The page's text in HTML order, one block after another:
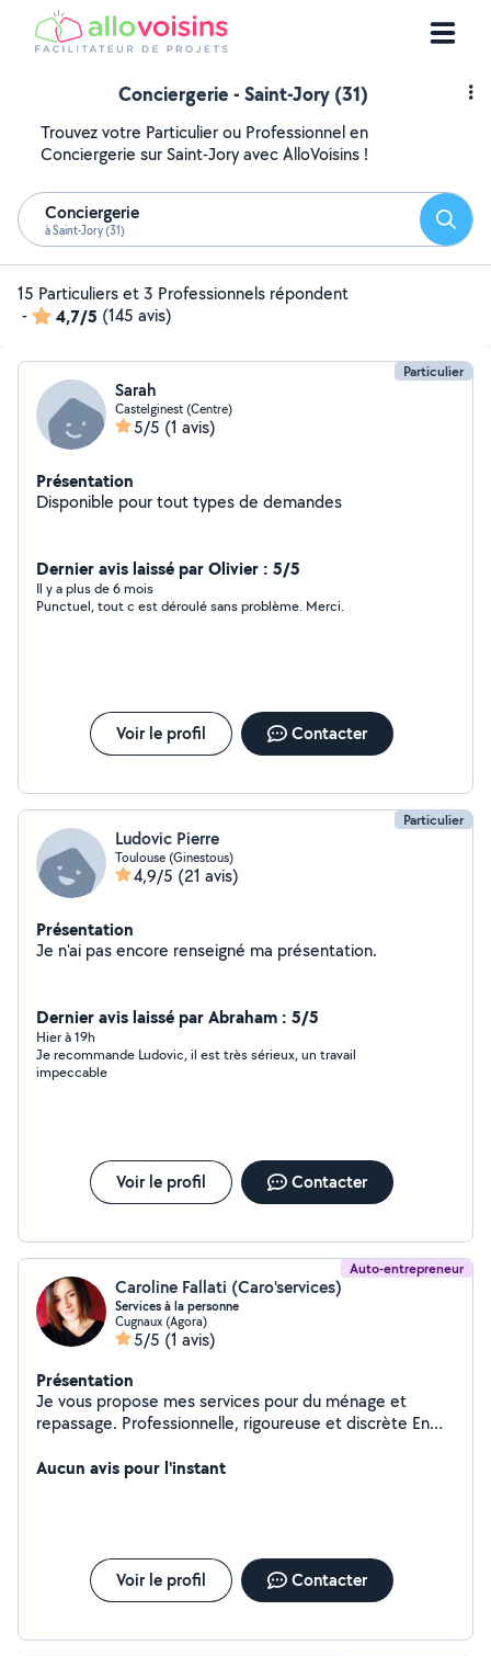
Conciergerie - Saint-Jory (31)
Trouvez votre Particulier ou Professionnel en
Conciergerie sur Saint-Jory avec AlloVoisins !
Conciergerie
à Saint-Jory (31)
15 Particuliers et 3 Professionnels répondent
-
4,7/5 (145 avis)
Particulier
Sarah
Castelginest (Centre)
5/5 (1 avis)
Présentation
Disponible pour tout types de demandes
Dernier avis laissé par Olivier : 5/5
Il y a plus de 6 mois
Punctuel, tout c est déroulé sans problème. Merci.
Voir le profil Contacter
Particulier
Ludovic Pierre
Toulouse (Ginestous)
4,9/5 (21 avis)
Présentation
Je n'ai pas encore renseigné ma présentation.
Dernier avis laissé par Abraham : 5/5
Hier à 19h
Je recommande Ludovic, il est très sérieux, un travail
impeccable
Voir le profil Contacter
Auto-entrepreneur
Caroline Fallati (Caro'services)
Services à la personne
Cugnaux (Agora)
5/5 (1 avis)
Présentation
Je vous propose mes services pour du ménage et
repassage. Professionnelle, rigoureuse et discrète En
personne delivré par l'état mes services sont
Aucun avis pour l'instant
Voir le profil Contacter